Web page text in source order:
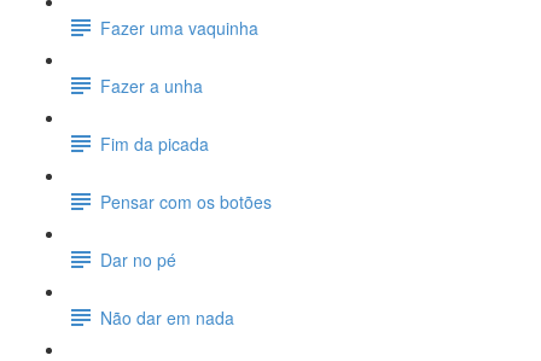
Fazer uma vaquinha
Fazer a unha
Fim da picada
Pensar com os botões
Dar no pé
Não dar em nada